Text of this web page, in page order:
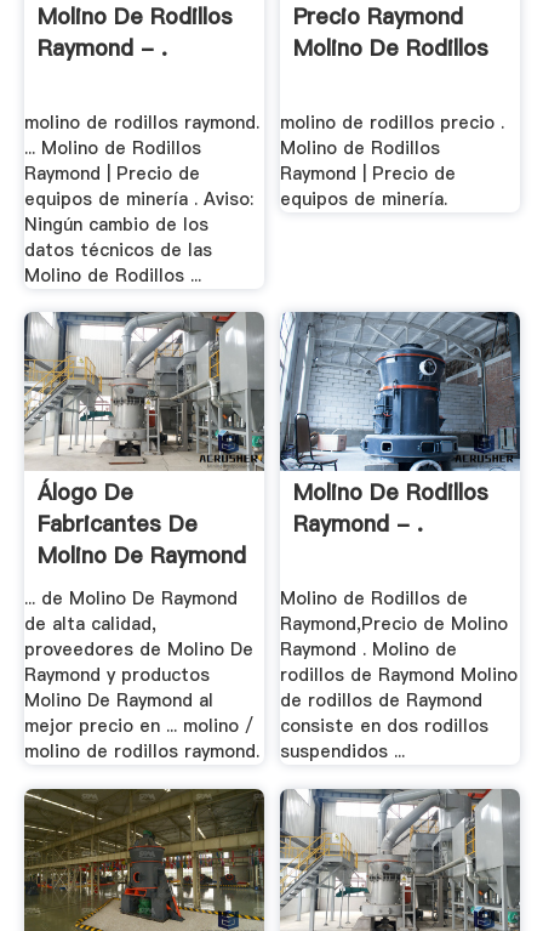
Molino De Rodillos
Raymond - .
molino de rodillos raymond.
... Molino de Rodillos
Raymond | Precio de
equipos de minería . Aviso:
Ningún cambio de los
datos técnicos de las
Molino de Rodillos ...
Precio Raymond
Molino De Rodillos
molino de rodillos precio .
Molino de Rodillos
Raymond | Precio de
equipos de minería.
Álogo De
Fabricantes De
Molino De Raymond
... de Molino De Raymond
de alta calidad,
proveedores de Molino De
Raymond y productos
Molino De Raymond al
mejor precio en ... molino /
molino de rodillos raymond.
Molino De Rodillos
Raymond - .
Molino de Rodillos de
Raymond,Precio de Molino
Raymond . Molino de
rodillos de Raymond Molino
de rodillos de Raymond
consiste en dos rodillos
suspendidos ...